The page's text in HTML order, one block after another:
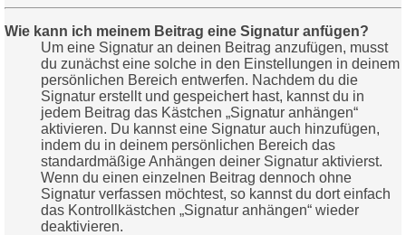
Wie kann ich meinem Beitrag eine Signatur anfügen?
Um eine Signatur an deinen Beitrag anzufügen, musst
du zunächst eine solche in den Einstellungen in deinem
persönlichen Bereich entwerfen. Nachdem du die
Signatur erstellt und gespeichert hast, kannst du in
jedem Beitrag das Kästchen „Signatur anhängen“
aktivieren. Du kannst eine Signatur auch hinzufügen,
indem du in deinem persönlichen Bereich das
standardmäßige Anhängen deiner Signatur aktivierst.
Wenn du einen einzelnen Beitrag dennoch ohne
Signatur verfassen möchtest, so kannst du dort einfach
das Kontrollkästchen „Signatur anhängen“ wieder
deaktivieren.